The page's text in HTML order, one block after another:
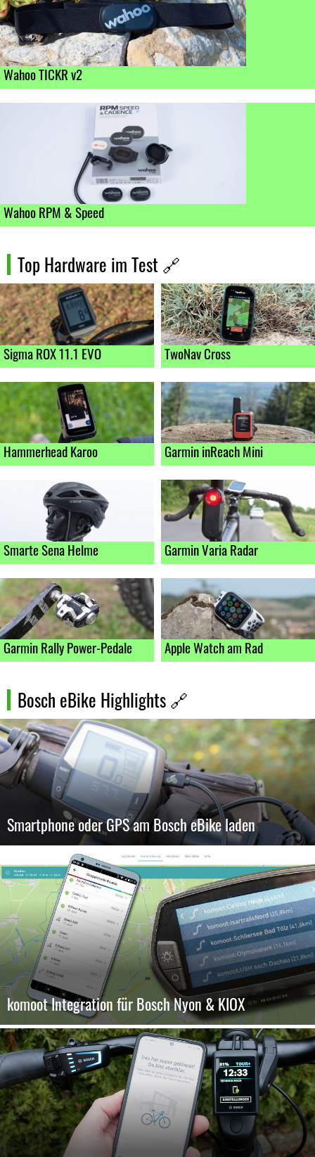
Wahoo TICKR v2
Wahoo RPM & Speed
Top Hardware im Test 🔗
Sigma ROX 11.1 EVO
Hammerhead Karoo
TwoNav Cross
Garmin inReach Mini
Smarte Sena Helme
Garmin Rally Power-Pedale
Garmin Varia Radar
Apple Watch am Rad
Bosch eBike Highlights🔗
Smartphone oder GPS am Bosch eBike laden
komoot Integration für Bosch Nyon & KIOX